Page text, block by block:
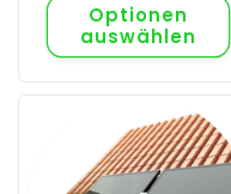
Optionen
auswählen